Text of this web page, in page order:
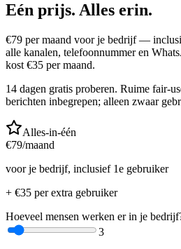
Eén prijs. Alles erin.
€79 per maand voor je bedrijf —
alle kanalen, telefoonnummer en
kost €35 per maand.
14 dagen gratis proberen. Ruime fair-
berichten inbegrepen; alleen zwaar
Alles-in-één
€79/maand
voor je bedrijf, inclusief 1e gebruiker
+ €35 per extra gebruiker
Hoeveel mensen werken er in je
3